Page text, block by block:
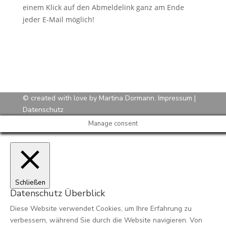
einem Klick auf den Abmeldelink ganz am Ende
jeder E-Mail möglich!
© created with love by Martina Dormann. Impressum |
Datenschutz
Manage consent
Schließen
Datenschutz Überblick
Diese Website verwendet Cookies, um Ihre Erfahrung zu
verbessern, während Sie durch die Website navigieren. Von